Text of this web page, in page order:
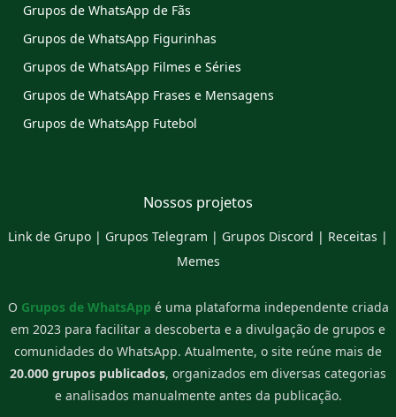
Grupos de WhatsApp de Fãs
Grupos de WhatsApp Figurinhas
Grupos de WhatsApp Filmes e Séries
Grupos de WhatsApp Frases e Mensagens
Grupos de WhatsApp Futebol
Nossos projetos
Link de Grupo | Grupos Telegram | Grupos Discord | Receitas |
Memes
O Grupos de WhatsApp é uma plataforma independente criada
em 2023 para facilitar a descoberta e a divulgação de grupos e
comunidades do WhatsApp. Atualmente, o site reúne mais de
20.000 grupos publicados, organizados em diversas categorias
e analisados manualmente antes da publicação.